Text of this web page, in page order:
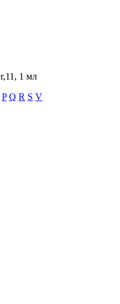
1 мл
P Q R S V